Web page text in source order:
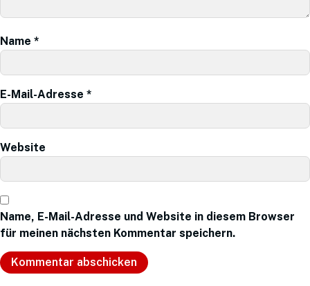
Name *
E-Mail-Adresse *
Website
Name, E-Mail-Adresse und Website in diesem Browser
für meinen nächsten Kommentar speichern.